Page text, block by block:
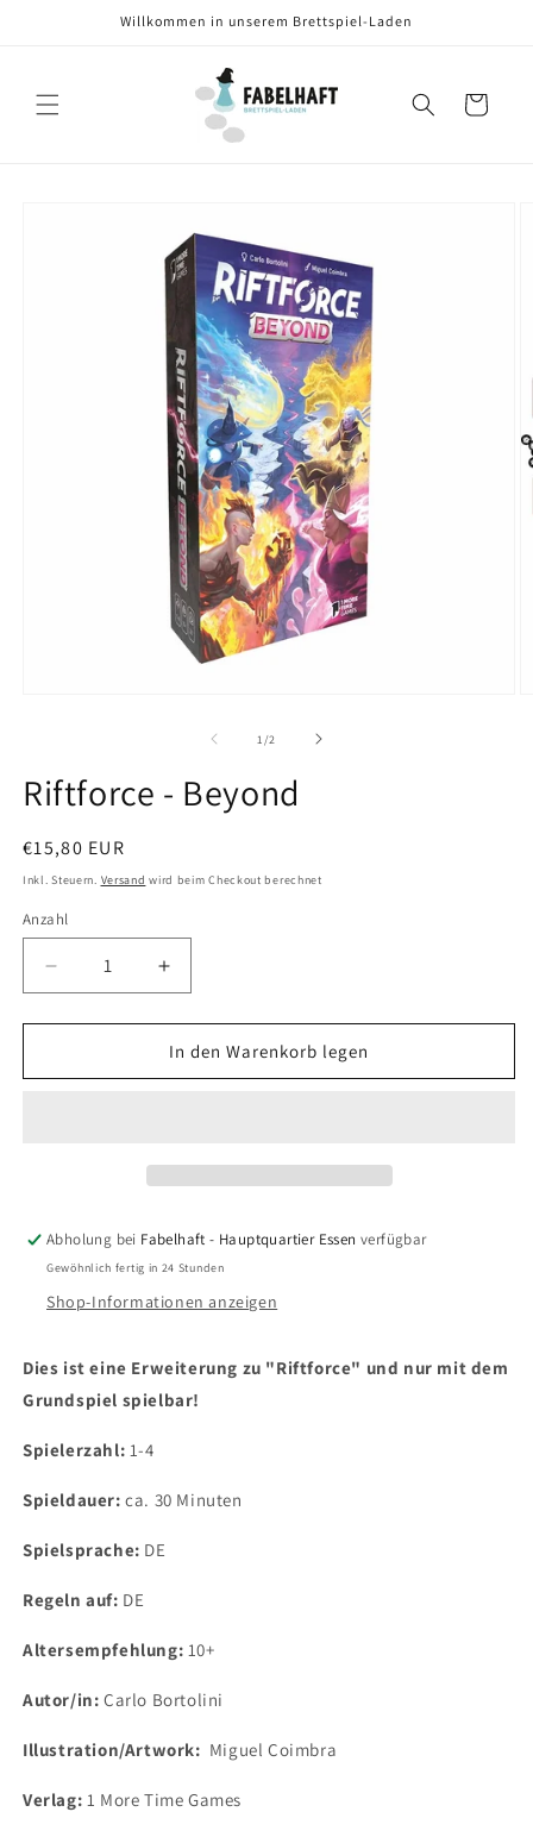
Willkommen in unserem Brettspiel-Laden
Warenkorb
1 /von
2
Riftforce - Beyond
Normaler
Preis
€15,80 EUR
Inkl. Steuern. Versand wird beim Checkout berechnet
Anzahl
Verringere
die
Menge
Riftforce
Erhöhe
die
Menge
für
Riftforce
In den Warenkorb legen
Abholung bei Fabelhaft - Hauptquartier Essen verfügbar
Gewöhnlich fertig in 24 Stunden
Shop-Informationen anzeigen
Dies ist eine Erweiterung zu "Riftforce" und nur mit dem
Grundspiel spielbar!
Spielerzahl: 1-4
Spieldauer: ca. 30 Minuten
Spielsprache: DE
Regeln auf: DE
Altersempfehlung: 10+
Autor/in: Carlo Bortolini
Illustration/Artwork: Miguel Coimbra
Verlag: 1 More Time Games